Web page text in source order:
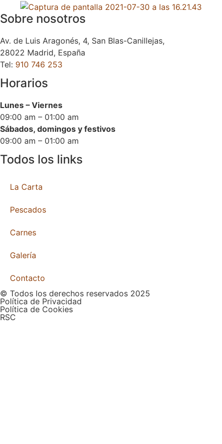
Sobre nosotros
Av. de Luis Aragonés, 4, San Blas-Canillejas,
28022 Madrid, España
Tel: 910 746 253
Horarios
Lunes – Viernes
09:00 am – 01:00 am
Sábados, domingos y festivos
09:00 am – 01:00 am
Todos los links
La Carta
Pescados
Carnes
Galería
Contacto
© Todos los derechos reservados 2025
Política de Privacidad
Política de Cookies
RSC